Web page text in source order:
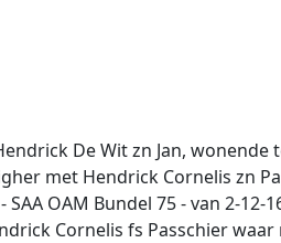
De Wit zn Jan,
met Hendrick Cornelis zn
OAM Bundel 75 - van 2-12-
Cornelis fs Passchier